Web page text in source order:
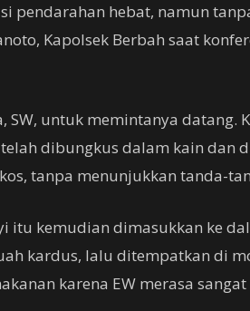
pendarahan hebat, namun
Kapolsek Berbah saat
SW, untuk memintanya datang.
dibungkus dalam kain dan
tanpa menunjukkan tanda-
itu kemudian dimasukkan ke
kardus, lalu ditempatkan di
karena EW merasa